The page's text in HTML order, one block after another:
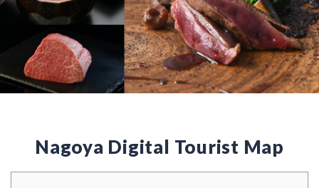
Nagoya Digital Tourist Map